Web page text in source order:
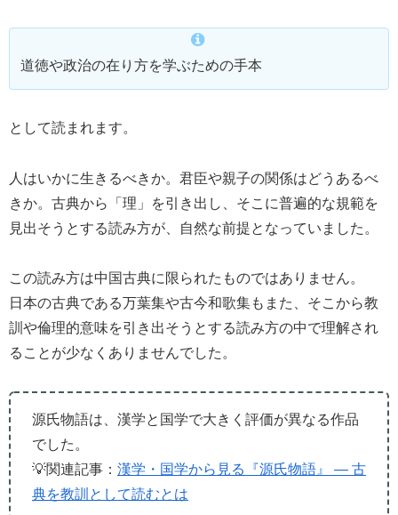
道徳や政治の在り方を学ぶための手本
として読まれます。
人はいかに生きるべきか。君臣や親子の関係はどうあるべ
きか。古典から「理」を引き出し、そこに普遍的な規範を
見出そうとする読み方が、自然な前提となっていました。
この読み方は中国古典に限られたものではありません。
日本の古典である万葉集や古今和歌集もまた、そこから教
訓や倫理的意味を引き出そうとする読み方の中で理解され
ることが少なくありませんでした。
源氏物語は、漢学と国学で大きく評価が異なる作品
でした。
💡関連記事： 漢学・国学から見る『源氏物語』 ― 古
典を教訓として読むとは